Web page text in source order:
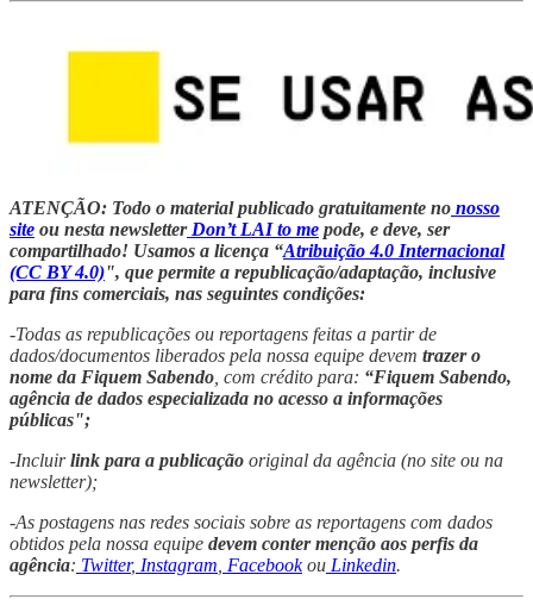
ATENÇÃO: Todo o material publicado gratuitamente no nosso
site ou nesta newsletterDon’t LAI to me pode, e deve, ser
compartilhado! Usamos a licença “Atribuição 4.0 Internacional
(CC BY 4.0)", que permite a republicação/adaptação, inclusive
para fins comerciais, nas seguintes condições:
-Todas as republicações ou reportagens feitas a partir de
dados/documentos liberados pela nossa equipe devem trazer o
nome da Fiquem Sabendo , com crédito para: “Fiquem Sabendo,
agência de dados especializada no acesso a informações
públicas";
-Incluirlink para a publicação original da agência (no site ou na
newsletter);
-As postagens nas redes sociais sobre as reportagens com dados
obtidos pela nossa equipe devem conter menção aos perfis da
agência: Twitter, Instagram Facebookou Linkedin.